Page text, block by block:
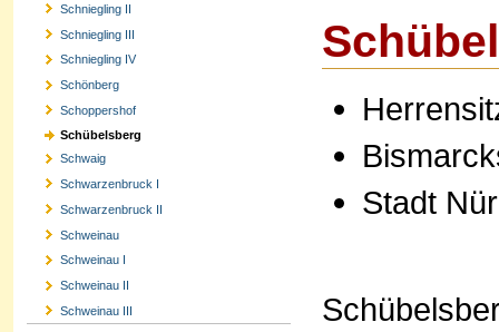
Schniegling II
Schniegling III
Schniegling IV
Schönberg
Schoppershof
Schübelsberg
Schwaig
Schwarzenbruck I
Schwarzenbruck II
Schweinau
Schweinau I
Schweinau II
Schweinau III
Stadt